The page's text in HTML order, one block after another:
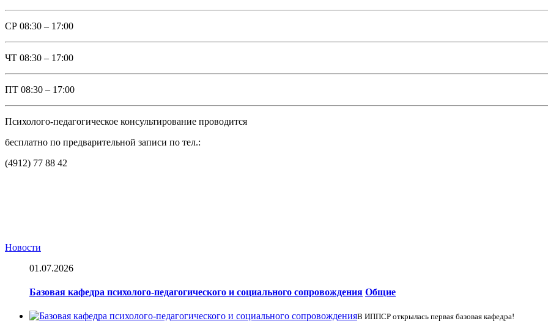
СР 08:30 – 17:00
ЧТ 08:30 – 17:00
ПТ 08:30 – 17:00
Психолого-педагогическое консультирование проводится
бесплатно по предварительной записи по тел.:
(4912) 77 88 42
Новости
01.07.2026
Базовая кафедра психолого-педагогического и социального сопровождения Общие
В ИППСР открылась первая базовая кафедра!